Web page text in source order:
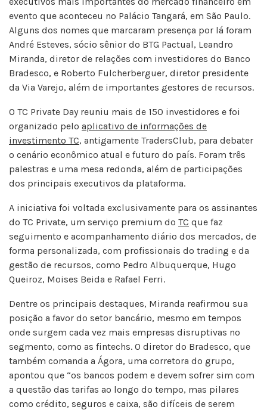
evento que aconteceu no Palácio Tangará, em São Paulo.
Alguns dos nomes que marcaram presença por lá foram
André Esteves, sócio sênior do BTG Pactual, Leandro
Miranda, diretor de relações com investidores do Banco
Bradesco, e Roberto Fulcherberguer, diretor presidente
da Via Varejo, além de importantes gestores de recursos.
O TC Private Day reuniu mais de 150 investidores e foi
organizado pelo aplicativo de informações de
investimento TC, antigamente TradersClub, para debater
o cenário econômico atual e futuro do país. Foram três
palestras e uma mesa redonda, além de participações
dos principais executivos da plataforma.
A iniciativa foi voltada exclusivamente para os assinantes
do TC Private, um serviço premium do TC que faz
seguimento e acompanhamento diário dos mercados, de
forma personalizada, com profissionais do trading e da
gestão de recursos, como Pedro Albuquerque, Hugo
Queiroz, Moises Beida e Rafael Ferri.
Dentre os principais destaques, Miranda reafirmou sua
posição a favor do setor bancário, mesmo em tempos
onde surgem cada vez mais empresas disruptivas no
segmento, como as fintechs. O diretor do Bradesco, que
também comanda a Ágora, uma corretora do grupo,
apontou que “os bancos podem e devem sofrer sim com
a questão das tarifas ao longo do tempo, mas pilares
como crédito, seguros e caixa, são difíceis de serem